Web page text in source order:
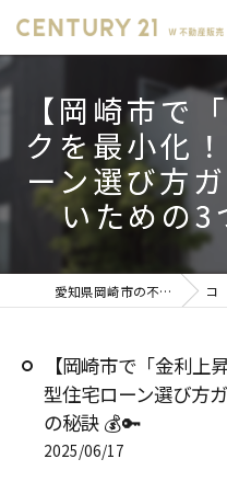
【岡崎市で
クを最小化
ーン選び方
いための3
愛知県岡崎市の不動産売却ならセンチュリー21 W不動産販売 コラム
【岡崎市で「金利上
型住宅ローン選び方
の秘訣 💰🔑
2025/06/17